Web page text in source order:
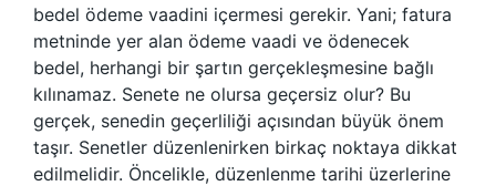
bedel ödeme vaadini içermesi gerekir. Yani; fatura
metninde yer alan ödeme vaadi ve ödenecek
bedel, herhangi bir şartın gerçekleşmesine bağlı
kılınamaz. Senete ne olursa geçersiz olur? Bu
gerçek, senedin geçerliliği açısından büyük önem
taşır. Senetler düzenlenirken birkaç noktaya dikkat
edilmelidir. Öncelikle, düzenlenme tarihi üzerlerine